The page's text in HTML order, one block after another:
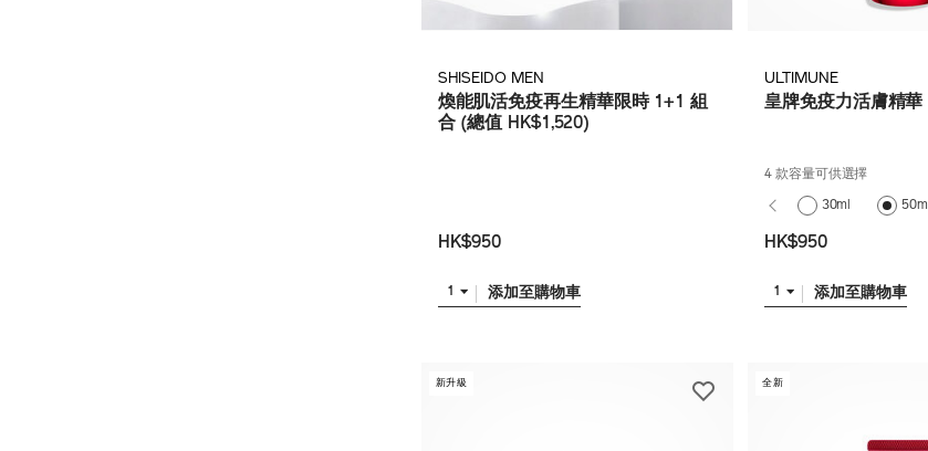
SHISEIDO MEN
煥能肌活免疫再生精華限時 1+1 組
合 (總值 HK$1,520)
HK$950
1 添加至購物車
ULTIMUNE
皇牌免疫力活膚精華
4 款容量可供選擇
30ml 50ml
HK$950
1 添加至購物車
新升級 全新